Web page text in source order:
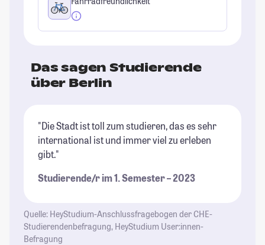
Das sagen Studierende
über Berlin
"Die Stadt ist toll zum studieren, das es sehr
international ist und immer viel zu erleben
gibt."
Studierende/r im 1. Semester – 2023
Quelle: HeyStudium-Anschlussfragebogen der CHE-
Studierendenbefragung, HeyStudium User:innen-
Befragung